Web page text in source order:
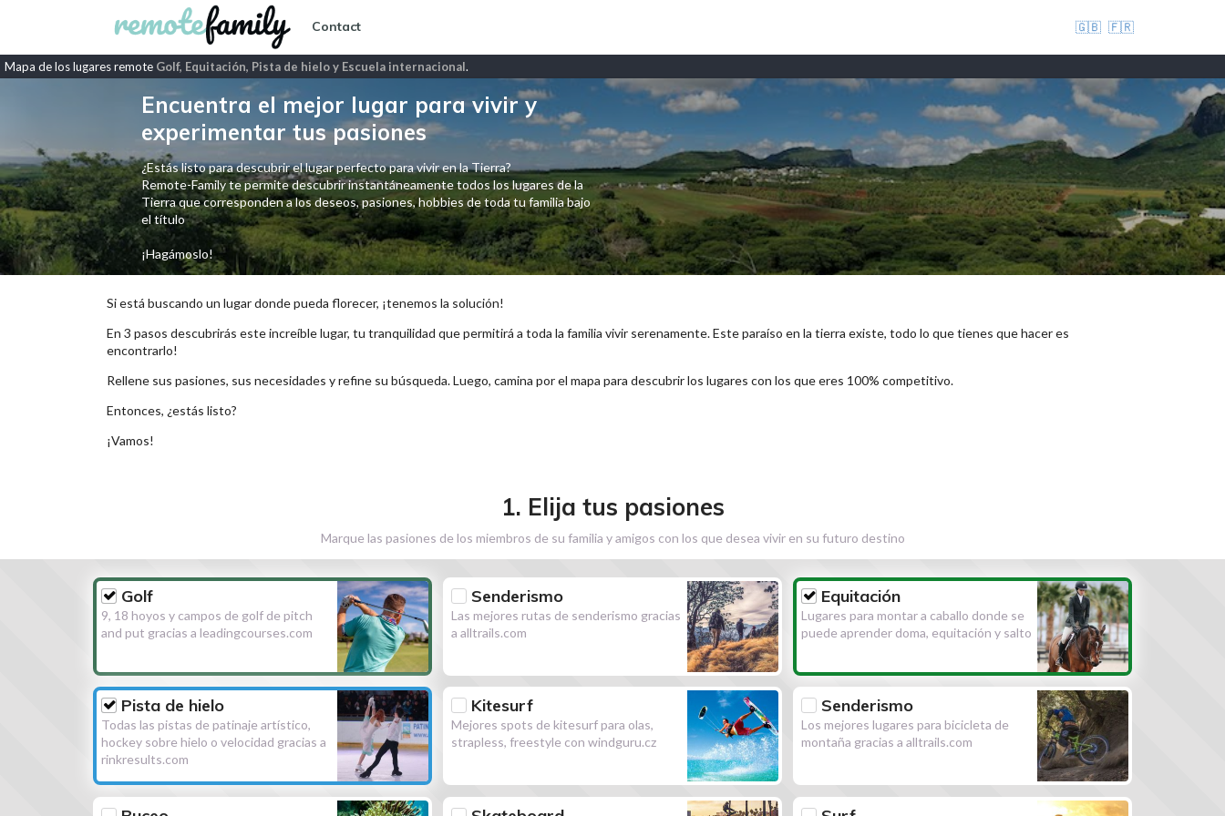
Contact 🇬🇧 🇫🇷
Mapa de los lugares remote Golf, Equitación, Pista de hielo y Escuela internacional.
Encuentra el mejor lugar para vivir y
experimentar tus pasiones
¿Estás listo para descubrir el lugar perfecto para vivir en la Tierra?
Remote-Family te permite descubrir instantáneamente todos los lugares de la
Tierra que corresponden a los deseos, pasiones, hobbies de toda tu familia bajo
el título
¡Hagámoslo!
Si está buscando un lugar donde pueda florecer, ¡tenemos la solución!
En 3 pasos descubrirás este increíble lugar, tu tranquilidad que permitirá a toda la familia vivir serenamente. Este paraíso en la tierra existe, todo lo que tienes que hacer es
encontrarlo!
Rellene sus pasiones, sus necesidades y refine su búsqueda. Luego, camina por el mapa para descubrir los lugares con los que eres 100% competitivo.
Entonces, ¿estás listo?
¡Vamos!
1. Elija tus pasiones
Marque las pasiones de los miembros de su familia y amigos con los que desea vivir en su futuro destino
Golf
9, 18 hoyos y campos de golf de pitch
and put gracias a leadingcourses.com
Senderismo
Las mejores rutas de senderismo gracias
a alltrails.com
Equitación
Lugares para montar a caballo donde se
puede aprender doma, equitación y salto
Pista de hielo
Todas las pistas de patinaje artístico,
hockey sobre hielo o velocidad gracias a
rinkresults.com
Kitesurf
Mejores spots de kitesurf para olas,
strapless, freestyle con windguru.cz
Senderismo
Los mejores lugares para bicicleta de
montaña gracias a alltrails.com